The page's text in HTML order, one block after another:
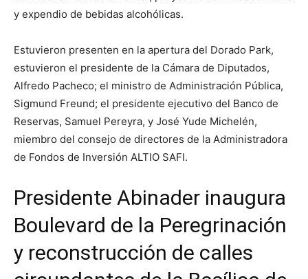
y expendio de bebidas alcohólicas.
Estuvieron presenten en la apertura del Dorado Park,
estuvieron el presidente de la Cámara de Diputados,
Alfredo Pacheco; el ministro de Administración Pública,
Sigmund Freund; el presidente ejecutivo del Banco de
Reservas, Samuel Pereyra, y José Yude Michelén,
miembro del consejo de directores de la Administradora
de Fondos de Inversión ALTIO SAFI.
Presidente Abinader inaugura
Boulevard de la Peregrinación
y reconstrucción de calles